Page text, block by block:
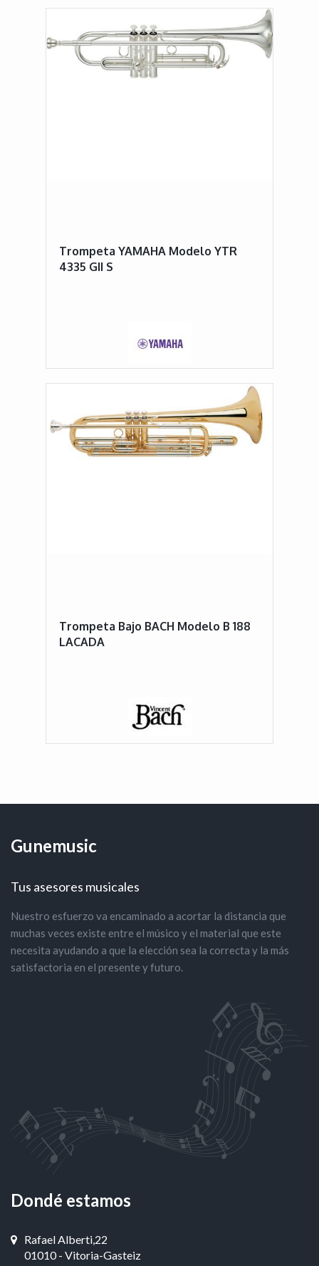
Trompeta YAMAHA Modelo YTR
4335 GII S
Trompeta Bajo BACH Modelo B 188
LACADA
Gunemusic
Tus asesores musicales
Nuestro esfuerzo va encaminado a acortar la distancia que
muchas veces existe entre el músico y el material que este
necesita ayudando a que la elección sea la correcta y la más
satisfactoria en el presente y futuro.
Dondé estamos
Rafael Alberti,22
01010 - Vitoria-Gasteiz